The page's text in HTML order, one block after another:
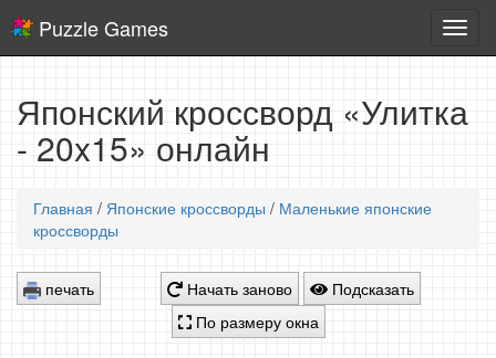
игры
Puzzle Games
Японский кроссворд «Улитка
- 20x15» онлайн
Главная / Японские кроссворды / Маленькие японские
кроссворды
печать Начать заново
Подсказать
По размеру окна